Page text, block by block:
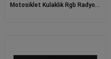
Motosiklet Kulaklık Rgb Radyolu